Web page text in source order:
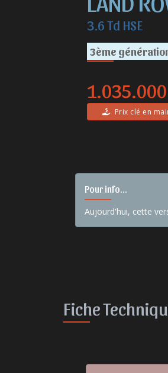
3.6 Td HSE
3ème
1.035.000
Prix clé en
Pour info...
Aujourd'hui, cette
Fiche